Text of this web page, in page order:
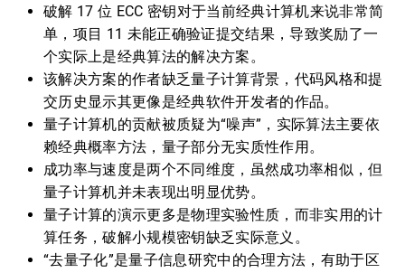
破解 17 位 ECC 密钥对于当前经典计算机来说非常简
单，项目 11 未能正确验证提交结果，导致奖励了一
个实际上是经典算法的解决方案。
该解决方案的作者缺乏量子计算背景，代码风格和提
交历史显示其更像是经典软件开发者的作品。
量子计算机的贡献被质疑为“噪声”，实际算法主要依
赖经典概率方法，量子部分无实质性作用。
成功率与速度是两个不同维度，虽然成功率相似，但
量子计算机并未表现出明显优势。
量子计算的演示更多是物理实验性质，而非实用的计
算任务，破解小规模密钥缺乏实际意义。
“去量子化”是量子信息研究中的合理方法，有助于区